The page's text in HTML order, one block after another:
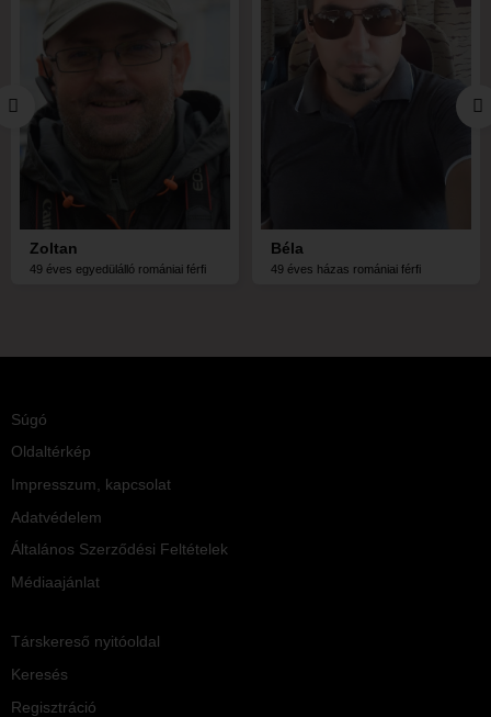
Zoltan
49 éves egyedülálló romániai férfi
Béla
49 éves házas romániai férfi
Súgó
Oldaltérkép
Impresszum, kapcsolat
Adatvédelem
Általános Szerződési Feltételek
Médiaajánlat
Társkereső nyitóoldal
Keresés
Regisztráció